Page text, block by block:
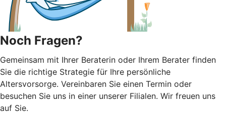
Noch Fragen?
Gemeinsam mit Ihrer Beraterin oder Ihrem Berater finden
Sie die richtige Strategie für Ihre persönliche
Altersvorsorge. Vereinbaren Sie einen Termin oder
besuchen Sie uns in einer unserer Filialen. Wir freuen uns
auf Sie.